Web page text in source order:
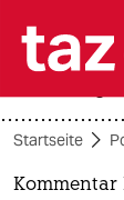
krieg
Startseite
Kommentar